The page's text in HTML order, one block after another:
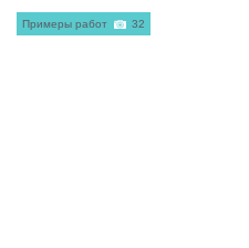
Примеры работ 32